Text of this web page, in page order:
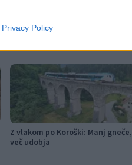
Privacy Policy
Z vlakom po Koroški: Manj gneče,
več udobja